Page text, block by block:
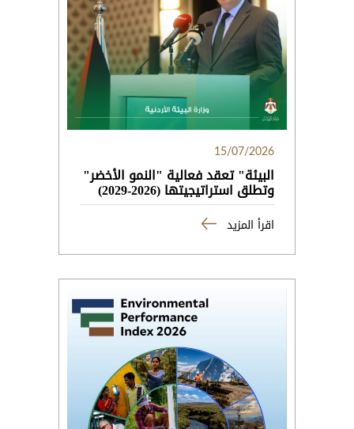
15/07/2026
البيئة" تعقد فعالية "النمو الأخضر"
وتطلق استراتيجيتها (2026-2029)
اقرأ المزيد